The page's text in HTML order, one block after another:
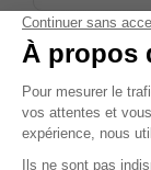
25€
Tarif France